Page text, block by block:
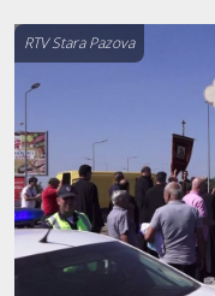
RTV Stara Pazova